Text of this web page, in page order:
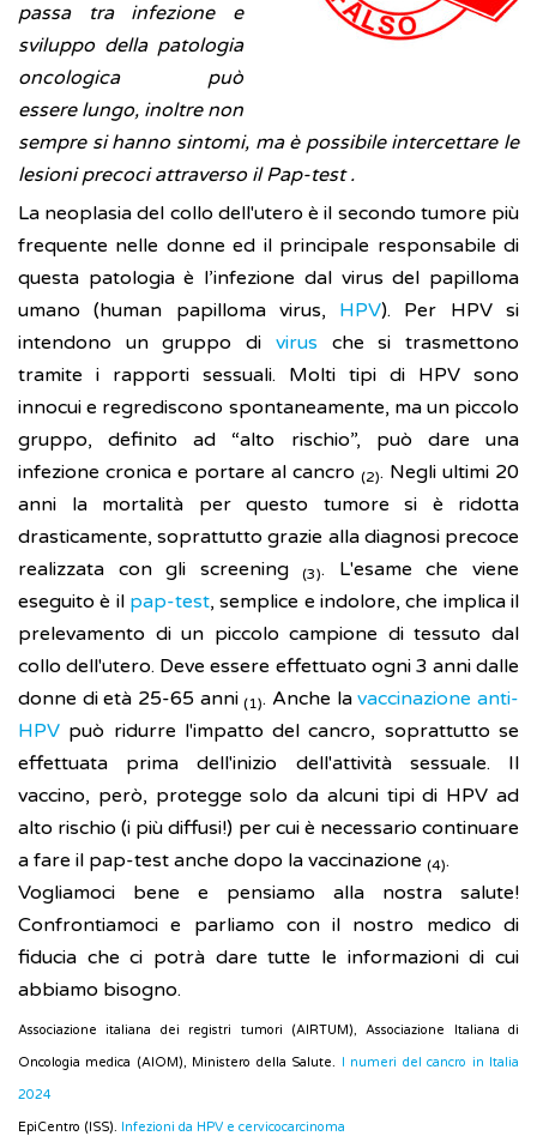
passa tra infezione e
sviluppo della patologia
oncologica può
essere lungo, inoltre non
sempre si hanno sintomi, ma è possibile intercettare le
lesioni precoci attraverso il Pap-test .
La neoplasia del collo dell'utero è il secondo tumore più
frequente nelle donne ed il principale responsabile di
questa patologia è l’infezione dal virus del papilloma
umano (human papilloma virus, HPV). Per HPV si
intendono un gruppo di virus che si trasmettono
tramite i rapporti sessuali. Molti tipi di HPV sono
innocui e regrediscono spontaneamente, ma un piccolo
gruppo, definito ad “alto rischio”, può dare una
infezione cronica e portare al cancro (2). Negli ultimi 20
anni la mortalità per questo tumore si è ridotta
drasticamente, soprattutto grazie alla diagnosi precoce
realizzata con gli screening(3). L'esame che viene
eseguito è il pap-test, semplice e indolore, che implica il
prelevamento di un piccolo campione di tessuto dal
collo dell'utero. Deve essere effettuato ogni 3 anni dalle
donne di età 25-65 anni(1). Anche lavaccinazione anti-
HPV può ridurre l'impatto del cancro, soprattutto se
effettuata prima dell'inizio dell'attività sessuale. Il
vaccino, però, protegge solo da alcuni tipi di HPV ad
alto rischio (i più diffusi!) per cui è necessario continuare
a fare il pap-test anche dopo la vaccinazione (4).
Vogliamoci bene e pensiamo alla nostra salute!
Confrontiamoci e parliamo con il nostro medico di
fiducia che ci potrà dare tutte le informazioni di cui
abbiamo bisogno.
Associazione italiana dei registri tumori (AIRTUM), Associazione Italiana di
Oncologia medica (AIOM), Ministero della Salute. I numeri del cancro in Italia
2024
EpiCentro (ISS). Infezioni da HPV e cervicocarcinoma